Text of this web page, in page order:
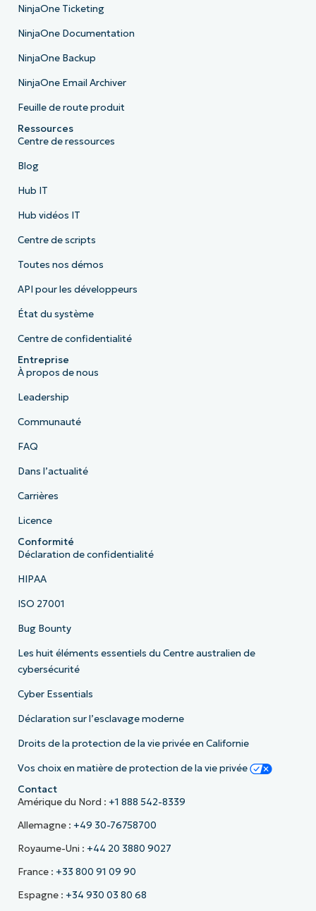
NinjaOne Ticketing
NinjaOne Documentation
NinjaOne Backup
NinjaOne Email Archiver
Feuille de route produit
Ressources
Centre de ressources
Blog
Hub IT
Hub vidéos IT
Centre de scripts
Toutes nos démos
API pour les développeurs
État du système
Centre de confidentialité
Entreprise
À propos de nous
Leadership
Communauté
FAQ
Dans l’actualité
Carrières
Licence
Conformité
Déclaration de confidentialité
HIPAA
ISO 27001
Bug Bounty
Les huit éléments essentiels du Centre australien de
cybersécurité
Cyber Essentials
Déclaration sur l’esclavage moderne
Droits de la protection de la vie privée en Californie
Vos choix en matière de protection de la vie privée
Contact
Amérique du Nord : +1 888 542-8339
Allemagne : +49 30-76758700
Royaume-Uni : +44 20 3880 9027
France : +33 800 91 09 90
Espagne : +34 930 03 80 68